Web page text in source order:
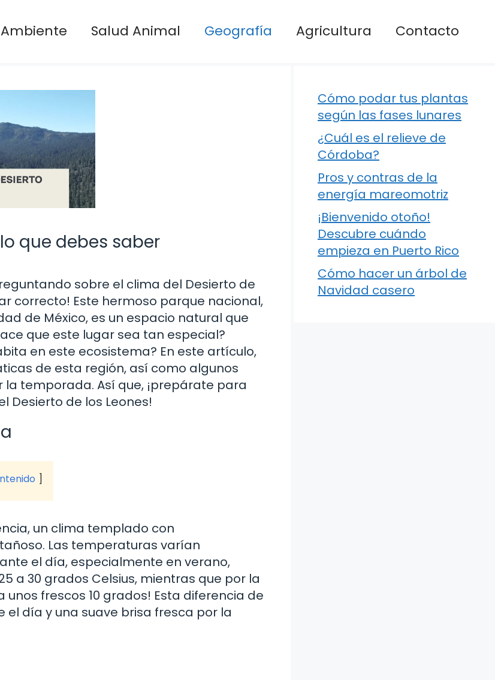
Salud Animal Geografía Agricultura Contacto
que debes saber
sobre el clima del Desierto de
correcto! Este hermoso parque nacional,
de México, es un espacio natural que
que este lugar sea tan especial?
en este ecosistema? En este artículo,
de esta región, así como algunos
temporada. Así que, ¡prepárate para
Desierto de los Leones!
un clima templado con
Las temperaturas varían
el día, especialmente en verano,
a 30 grados Celsius, mientras que por la
frescos 10 grados! Esta diferencia de
día y una suave brisa fresca por la
Cómo podar tus plantas
según las fases lunares
¿Cuál es el relieve de
Córdoba?
Pros y contras de la
energía mareomotriz
¡Bienvenido otoño!
Descubre cuándo
empieza en Puerto Rico
Cómo hacer un árbol de
Navidad casero